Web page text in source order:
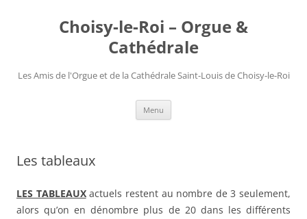
Choisy-le-Roi – Orgue &
Cathédrale
Les Amis de l'Orgue et de la Cathédrale Saint-Louis de Choisy-le-Roi
Menu
Les tableaux
LES TABLEAUXactuels restent au nombre de 3 seulement,
alors qu’on en dénombre plus de 20 dans les différents